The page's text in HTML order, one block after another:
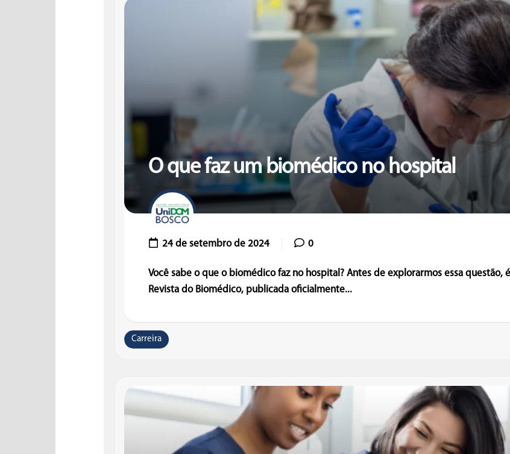
O que faz um biomédico no hospital
24 de setembro de 2024 0
Você sabe o que o biomédico faz no hospital? Antes de explorarmos essa
Revista do Biomédico, publicada oficialmente...
Carreira